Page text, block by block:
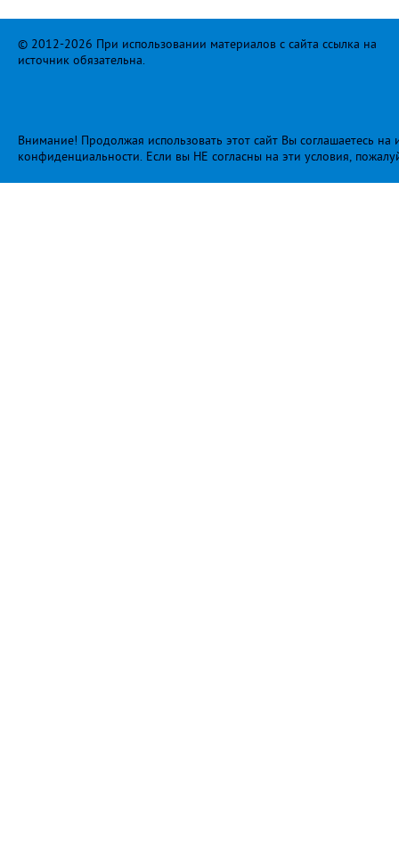
© 2012-2026 При использовании материалов с сайта ссылка на
источник обязательна.
Внимание! Продолжая использовать этот сайт Вы соглашаетесь
конфиденциальности. Если вы НЕ согласны на эти условия,